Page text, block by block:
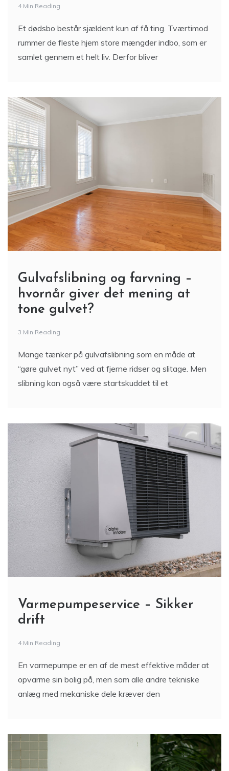
4 Min Reading
Et dødsbo består sjældent kun af få ting. Tværtimod
rummer de fleste hjem store mængder indbo, som er
samlet gennem et helt liv. Derfor bliver
Gulvafslibning og farvning –
hvornår giver det mening at
tone gulvet?
3 Min Reading
Mange tænker på gulvafslibning som en måde at
“gøre gulvet nyt” ved at fjerne ridser og slitage. Men
slibning kan også være startskuddet til et
Varmepumpeservice – Sikker
drift
4 Min Reading
En varmepumpe er en af de mest effektive måder at
opvarme sin bolig på, men som alle andre tekniske
anlæg med mekaniske dele kræver den